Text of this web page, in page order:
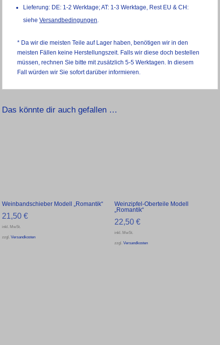
Lieferung: DE: 1-2 Werktage; AT: 1-3 Werktage, Rest EU & CH:
siehe Versandbedingungen.
* Da wir die meisten Teile auf Lager haben, benötigen wir in den
meisten Fällen keine Herstellungszeit. Falls wir diese doch bestellen
müssen, rechnen Sie bitte mit zusätzlich 5-5 Werktagen. In diesem
Fall würden wir Sie sofort darüber informieren.
Das könnte dir auch gefallen …
Weinbandschieber Modell „Romantik“
21,50 €
inkl. MwSt.
zzgl. Versandkosten
Weinzipfel-Oberteile Modell
„Romantik“
22,50 €
inkl. MwSt.
zzgl. Versandkosten